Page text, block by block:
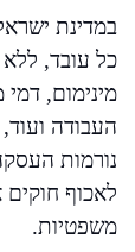
במדינת
כל עובד, ללא
מינימום,
העבודה
נורמות
לאכוף חוקים
משפטיות.